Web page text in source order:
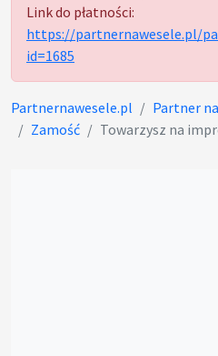
Link do płatności:
https://partnernawesele.pl/
id=1685
Partnernawesele.pl Partner
Zamość
Towarzysz na